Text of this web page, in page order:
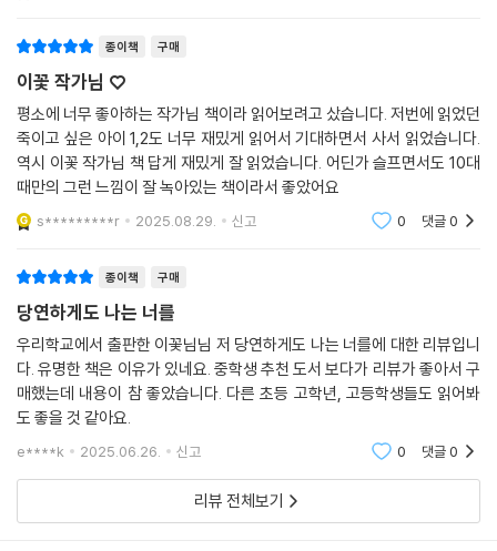
던 소년이 실종되는 사건이 일어나는데…. 사라진 소년 해록과 더는 상처
받지 않으려는 소녀 해주. 쌓여가는 의문과 짙어지는 의심을 넘어 마침내
드러나고야 마는 놀라운 비밀. 이꽃님 작가 특유의 정교한 플롯은 책을 펼
치는 순간 단숨에 엔딩까지 치닫는 숨 가쁜 독서로 독자를 몰아간다.
어떤 책도 읽지 않으려 하는 십 대들도 이꽃님 작가의 전작 『죽이고 싶은
아이』는 끝까지 읽었다는 이야기가 학교에서, 도서관에서, 그리고 서점에
꽃님 작가의 힘. 그 힘은 다름 아닌 이야기 자체의 힘이다. 『당연하게도 나
름 돋는 반전이 더해진 작품으로, 먼저 읽은 독자는 ‘스포 금지’를 유념해야
만 한다. 심리 미스터리물로도 손색없는 이 소설은 책을 다 읽은 청소년 독
자들로 하여금 다시 책의 맨 앞으로 돌아가 결말의 복선을 찾아 페이지를
뒤적이게 만든다.
“누군가를 좋아하는 마음, 그 속에 감추어진 이야기를 써야 했다.
그 이면의 이야기를.”
십 대의 관계 맺기 방식에 던지는 작가의 예리한 메시지
종이책 구매
이꽃 작가님 ♡
평소에 너무 좋아하는 작가님 책이라 읽어보려고 샀습니다. 저번에 읽었던
죽이고 싶은 아이 1,2도 너무 재밌게 읽어서 기대하면서 사서 읽었습니다.
역시 이꽃 작가님 책 답게 재밌게 잘 읽었습니다. 어딘가 슬프면서도 10대
때만의 그런 느낌이 잘 녹아있는 책이라서 좋았어요
s*********r 2025.08.29. 신고 0 댓글0
종이책 구매
당연하게도 나는 너를
우리학교에서 출판한 이꽃님님 저 당연하게도 나는 너를에 대한 리뷰입니
다. 유명한 책은 이유가 있네요. 중학생 추천 도서 보다가 리뷰가 좋아서 구
매했는데 내용이 참 좋았습니다. 다른 초등 고학년, 고등학생들도 읽어봐
도 좋을 것 같아요.
e****k 2025.06.26. 신고 0 댓글0
리뷰 전체보기